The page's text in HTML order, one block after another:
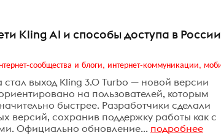
Kling AI и способы доступа в России
выход Kling 3.0 Turbo — новой версии
на пользователей, которым
быстрее. Разработчики сделали
версий, сохранив поддержку работы как с
Официально обновление... подробнее